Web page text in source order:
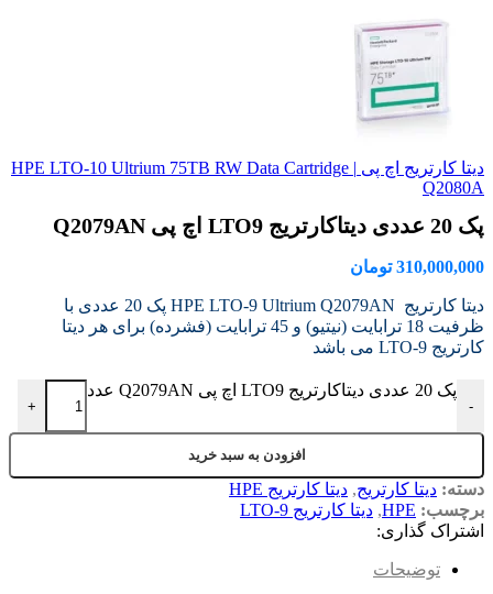
دیتا کارتریج اچ پی HPE LTO‑10 Ultrium 75TB RW Data Cartridge |
Q2080A
پک 20 عددی دیتاکارتریج LTO9 اچ پی Q2079AN
310,000,000 تومان
دیتا کارتریج HPE LTO-9 Ultrium Q2079AN پک 20 عددی با
ظرفیت 18 ترابایت (نیتیو) و 45 ترابایت (فشرده) برای هر دیتا
کارتریج LTO-9 می باشد
-
پک 20 عددی دیتاکارتریج LTO9 اچ پی Q2079AN عدد
+
افزودن به سبد خرید
دسته: دیتا کارتریج, دیتا کارتریج HPE
برچسب: HPE
, دیتا کارتریج LTO-9
اشتراک گذاری:
توضیحات